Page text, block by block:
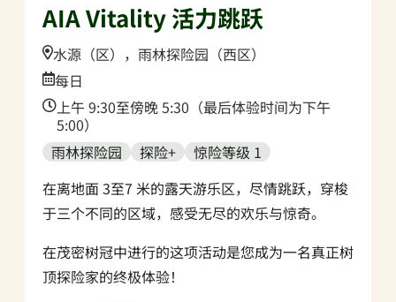
AIA Vitality 活力跳跃
Location:
水源（区），雨林探险园（西区）
Date:
每日
Time:
上午 9:30至傍晚 5:30（最后体验时间为下午
5:00）
雨林探险园
探险+
惊险等级 1
在离地面 3至7 米的露天游乐区，尽情跳跃，穿梭
于三个不同的区域，感受无尽的欢乐与惊奇。
在茂密树冠中进行的这项活动是您成为一名真正树
顶探险家的终极体验！